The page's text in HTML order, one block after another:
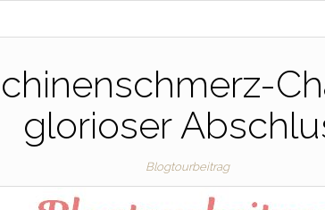
glorioser
Blogtourbeitrag